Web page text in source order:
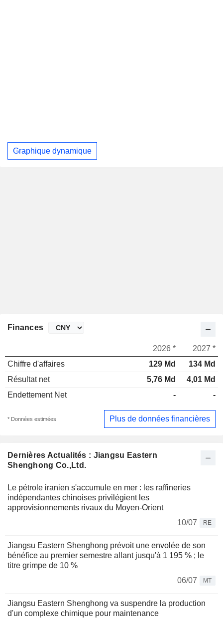
Graphique dynamique
Dernières Actualités : Jiangsu Eastern
Shenghong Co.,Ltd.
Le pétrole iranien s'accumule en mer : les raffineries
indépendantes chinoises privilégient les
approvisionnements rivaux du Moyen-Orient
10/07
RE
Jiangsu Eastern Shenghong prévoit une envolée de son
bénéfice au premier semestre allant jusqu'à 1 195 % ; le
titre grimpe de 10 %
06/07
MT
Jiangsu Eastern Shenghong va suspendre la production
d'un complexe chimique pour maintenance
Finances
2026 *
2027 *
Chiffre d'affaires
129 Md
134 Md
Résultat net
5,76 Md
4,01 Md
Endettement Net
- -
* Données estimées Plus de données financières